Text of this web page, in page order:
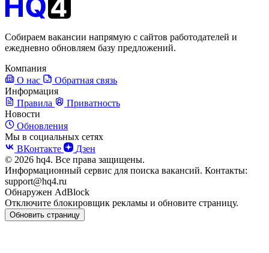
Собираем вакансии напрямую с сайтов работодателей и
ежедневно обновляем базу предложений.
Компания
О нас
Обратная связь
Информация
Правила
Приватность
Новости
Обновления
Мы в социальных сетях
ВКонтакте
Дзен
© 2026 hq4. Все права защищены.
Информационный сервис для поиска вакансий. Контакты:
support@hq4.ru
Обнаружен AdBlock
Отключите блокировщик рекламы и обновите страницу.
Обновить страницу